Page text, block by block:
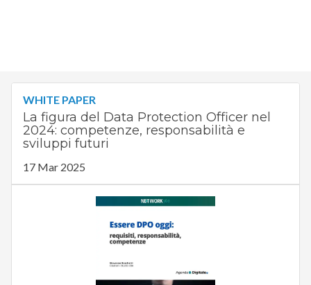
WHITE PAPER
La figura del Data Protection Officer nel
2024: competenze, responsabilità e
sviluppi futuri
17 Mar 2025